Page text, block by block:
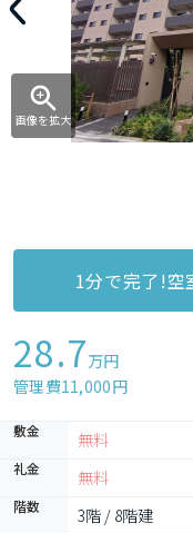
画像を拡大
1分で完了!空
28.7万円
管理費11,000円
敷金 無料
礼金 無料
階数 3階 / 8階建